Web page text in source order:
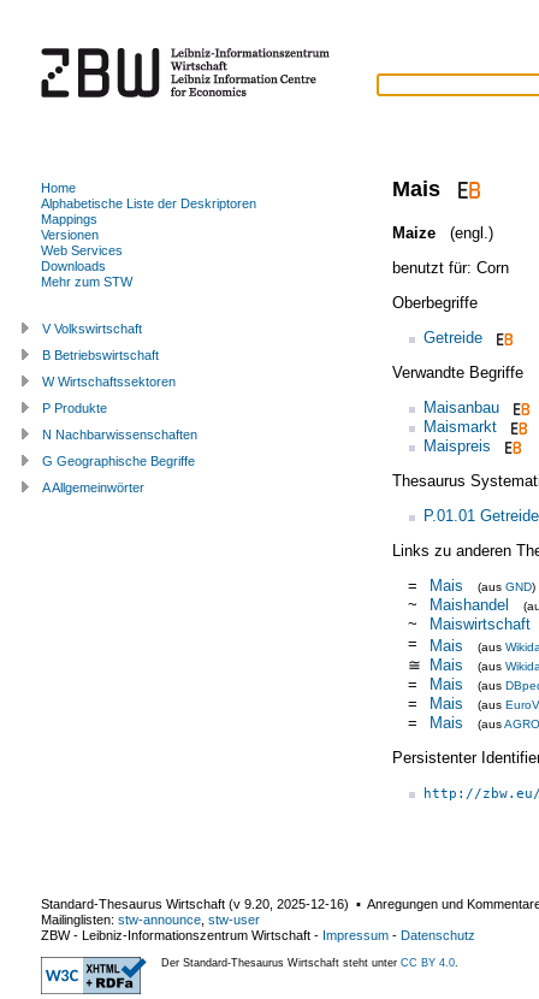
Mais
Maize
(engl.)
benutzt für: Corn
Oberbegriffe
Getreide
Verwandte Begriffe
Maisanbau
Maismarkt
Maispreis
Thesaurus
P.01.01 Getreide
Links zu anderen
=
Mais (aus GND)
~ Maishandel
~
Maiswirtschaft
=
Mais (aus
≅ Mais (aus
= Mais (aus
= Mais (aus
= Mais (aus
Persistenter
http://
Home
Alphabetische Liste der Deskriptoren
Mappings
Versionen
Web Services
Downloads
Mehr zum STW
V Volkswirtschaft
B Betriebswirtschaft
W Wirtschaftssektoren
P Produkte
N Nachbarwissenschaften
G Geographische Begriffe
A Allgemeinwörter
Standard-Thesaurus Wirtschaft (v 9.20 2025-12-16) ▪ Anregungen und
Mailinglisten: stw-announce stw-user
ZBW - Leibniz-Informationszentrum Wirtschaft - Impressum - Datenschutz
Der Standard-Thesaurus Wirtschaft steht unter CC BY 4.0